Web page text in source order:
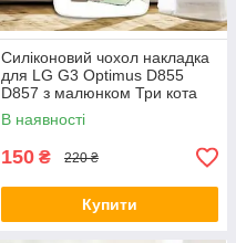
Силіконовий чохол накладка
для LG G3 Optimus D855
D857 з малюнком Три кота
В наявності
150 ₴ 220 ₴
Купити